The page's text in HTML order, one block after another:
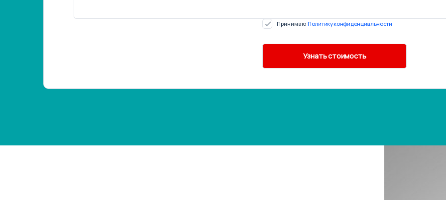
Принимаю Политику конфиденциальности